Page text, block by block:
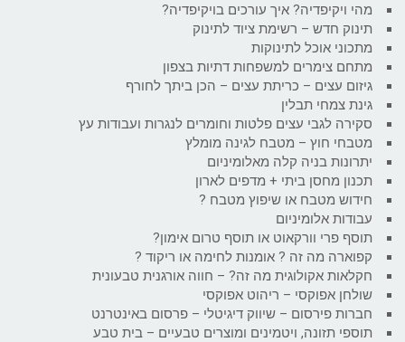
מהי ויקיפדיה? איך עורכים בויקיפדיה?
תינוק חדש – רשימת ציוד לתינוק
מתכוני אוכל לתינוקות
מתחם צימרים למשפחות דתיות בצפון
גיזום עצים – כריתת עצים – הכן ביתך לחורף
גינת צמחי תבלין
סקירה לגבי עצים פלטות וחומרים לנגרות ועבודות עץ
מטבחי חוץ – מטבח לגינה מומלץ
יתרונות בניה קלה מאלומיניום
תכנון מחסן ביתי + מדפים לארון
חידוש מטבח או שיפוץ מטבח ?
עבודות אלומיניום
תוסף פרי וורקאוט או תוסף טרום אימון?
קפוארה מה זה ? אומנות לחימה או ריקוד ?
חקלאות אקולוגית מה זה? – חווה אורגנית טבעונית
שולחן אפוקסי – ריהוט אפוקסי
חברות פירסום – שיווק דיגיטלי – פרסום באינטרנט
תוספי תזונה, ויטמינים ומוצרים טבעיים – בית טבע